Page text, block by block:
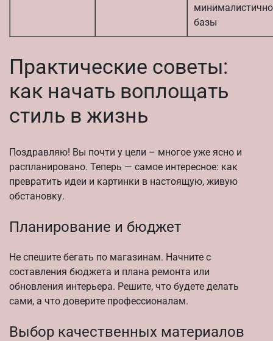
базы
Практические советы:
как начать воплощать
стиль в жизнь
Поздравляю! Вы почти у цели – многое уже ясно и
распланировано. Теперь — самое интересное: как
превратить идеи и картинки в настоящую, живую
обстановку.
Планирование и бюджет
Не спешите бегать по магазинам. Начните с
составления бюджета и плана ремонта или
обновления интерьера. Решите, что будете делать
сами, а что доверите профессионалам.
Выбор качественных материалов